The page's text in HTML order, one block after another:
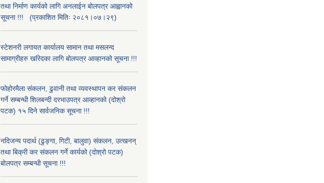
तथा निर्माण कार्यको लागि अनलाईन बोलपत्र आह्वानको
सूचना !!! (प्रकाशित मितिः २०८१।०७।२९)
स्टेशनरी लगायत कार्यालय सामान तथा मसलन्द
सामाग्रीहरु खरिदका लागि बोलपत्र आव्हानको सूचना !!!
फोहोरमैला संकलन, ढुवानी तथा व्यवस्थापन कर संकलन
गर्ने सम्बन्धी शिलबन्दी दरभाउपत्र आव्हानको (दोश्रो
पटक) १५ दिने सार्वजनिक सूचना !!!
नदिजन्य पदार्थ (ढुङ्गा, गिटी, बालुवा) संकलन, उत्खनन्
तथा बिक्री कर संकलन गर्ने कार्यको (दोश्रो पटक)
बोलपत्र सम्बन्धी सूचना !!!